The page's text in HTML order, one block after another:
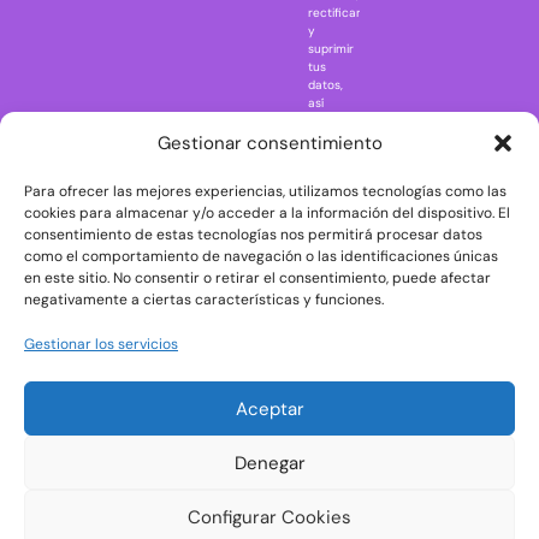
Gestionar consentimiento
Para ofrecer las mejores experiencias, utilizamos tecnologías como las
cookies para almacenar y/o acceder a la información del dispositivo. El
consentimiento de estas tecnologías nos permitirá procesar datos
como el comportamiento de navegación o las identificaciones únicas
en este sitio. No consentir o retirar el consentimiento, puede afectar
negativamente a ciertas características y funciones.
Gestionar los servicios
Aceptar
Denegar
Configurar Cookies
Rick and
The Big Bang
Theory
The Blues
Brothers
The
The Shining
rectificar
y
suprimir
tus
datos,
así
ejercer
consultando
la
información
adicional
y
detallada
sobre